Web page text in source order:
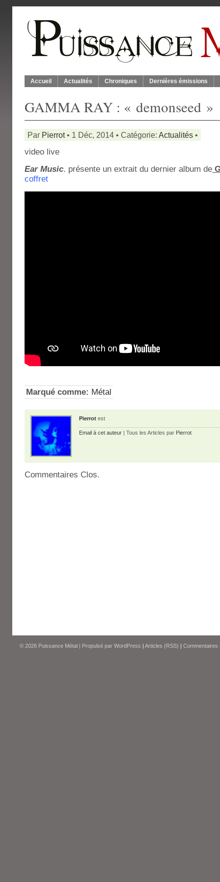
Accueil Actualités Chroniques Dernières émissions
GAMMA RAY : « demonseed »
Par Pierrot• 1 Déc, 2014 • Catégorie: Actualités •
video live
Ear Music. présente un extrait du dernier album de
coffret
Marqué comme: Métal
Pierrot est
Email à cet auteur | Tous les Articles par Pierrot
Commentaires Clos.
© 2026 Puissance Métal | Propulsé par WordPress | Articles (RSS) | Commentaires